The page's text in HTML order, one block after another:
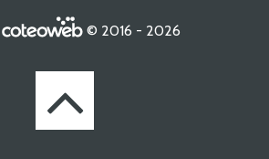
© 2016 - 2026